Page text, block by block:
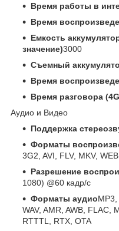
Время работы в
Время
Емкость
значение)3000
Съемный
Время
Время разговора
Аудио и Видео
Поддержка
Форматы
3G2, AVI, FLV, MKV,
Разрешение
1080) @60 кадр/с
Форматы аудиоMP3,
WAV, AMR, AWB, FLAC,
RTTTL, RTX, OTA